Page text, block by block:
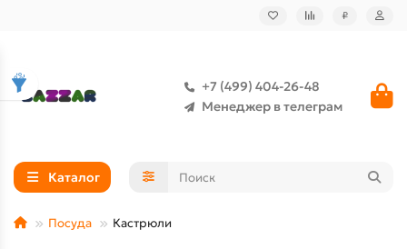
₽
+7 (499) 404-26-48
Менеджер в телеграм
Каталог
Посуда Кастрюли